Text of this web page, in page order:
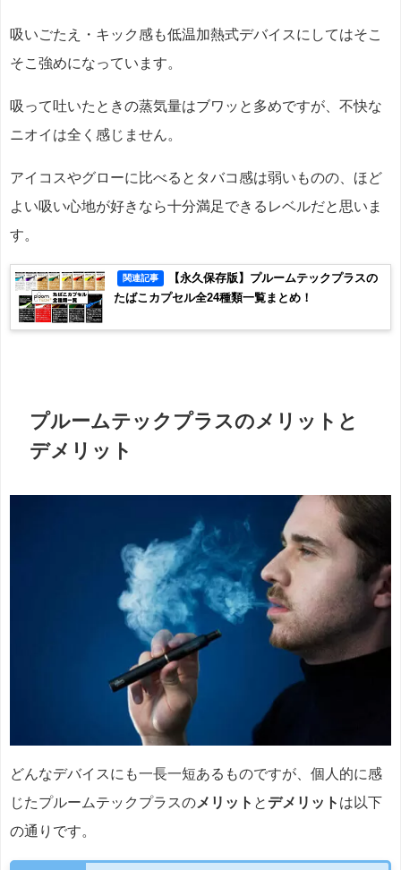
吸いごたえ・キック感も低温加熱式デバイスにしてはそこ
そこ強めになっています。
吸って吐いたときの蒸気量はブワッと多めですが、不快な
ニオイは全く感じません。
アイコスやグローに比べるとタバコ感は弱いものの、ほど
よい吸い心地が好きなら十分満足できるレベルだと思いま
す。
関連記事
【永久保存版】プルームテックプラスの
たばこカプセル全24種類一覧まとめ！
プルームテックプラスのメリットと
デメリット
どんなデバイスにも一長一短あるものですが、個人的に感
じたプルームテックプラスのメリット と デメリット は以下
の通りです。